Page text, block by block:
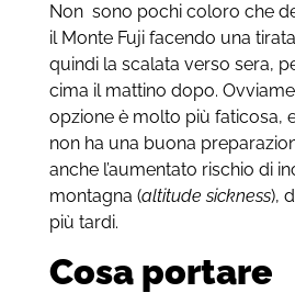
Non sono pochi coloro che
il Monte Fuji facendo una
quindi la scalata verso sera,
cima il mattino dopo.
opzione è molto più faticosa,
non ha una buona
anche l’aumentato rischio di
montagna (altitude sickness),
più tardi.
Cosa portare